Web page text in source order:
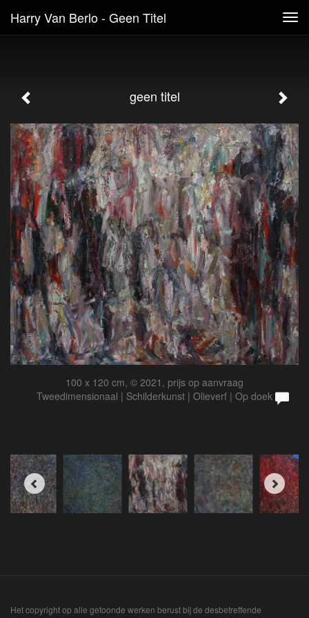
Harry Van Berlo - Geen Titel
geen titel
100 x 120 cm, © 2021, prijs op aanvraag
Tweedimensionaal | Schilderkunst | Olieverf | Op doek
Het copyright op alle getoonde werken berust bij de desbetreffende